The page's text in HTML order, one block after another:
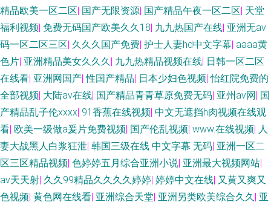
精品欧美一区二区| 国产无限资源| 国产精品午夜一区二区| 天堂
福利视频| 免费无码国产欧美久久18| 九九热国产在线| 亚洲无av
码一区二区三区| 久久久国产免费| 护士人妻hd中文字幕| aaaa黄
色片| 亚洲精品美女久久久| 九九热精品视频在线| 日韩一区二区
在线看| 亚洲网国产|性国产精品| 日本少妇色视频|怡红院免费的
全部视频| 大陆av在线| 国产精品青青草原免费无码| 亚州av网| 国
产精品乱子伦xxxx| 91香蕉在线视频| 中文无遮挡h肉视频在线观
看| 欧美一级做a爰片免费视频| 国产伦乱视频| www.在线视频| 人
妻大战黑人白浆狂泄| 韩国三级在线 中文字幕 无码| 亚洲一区二
区三区精品视频| 色婷婷五月综合亚洲小说| 亚洲最大视频网站|
av天天射| 久久99精品久久久久婷婷| 婷婷中文在线| 又黄又爽又
色视频| 黄色网在线看| 亚洲综合天堂| 亚洲另类欧美综合久久| 亚